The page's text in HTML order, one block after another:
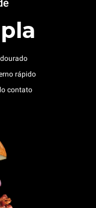
rápido
contato